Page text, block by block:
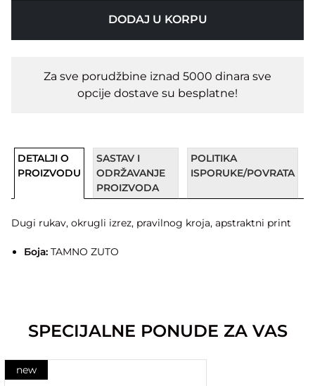
DODAJ U KORPU
Za sve porudžbine iznad 5000 dinara sve
opcije dostave su besplatne!
DETALJI O
PROIZVODU
SASTAV I
ODRŽAVANJE
PROIZVODA
POLITIKA
ISPORUKE/POVRATA
Dugi rukav, okrugli izrez, pravilnog kroja, apstraktni print
Боја:TAMNO ZUTO
SPECIJALNE PONUDE ZA VAS
new